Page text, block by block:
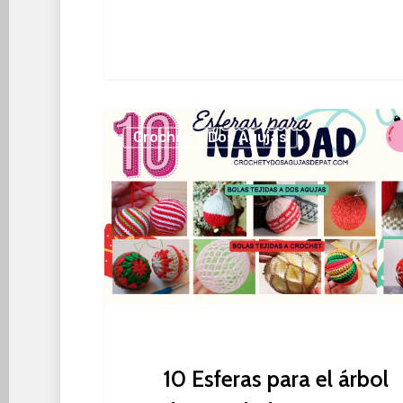
10
Esferas
para
el
árbol
de
Navidad
Crochet Y Dos Agujas
10 Esferas para el árbol